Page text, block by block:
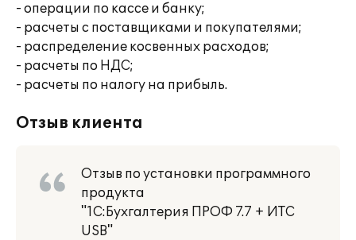
- операции по кассе и банку;
- расчеты с поставщиками и покупателями;
- распределение косвенных расходов;
- расчеты по НДС;
- расчеты по налогу на прибыль.
Отзыв клиента
Отзыв по установки программного
продукта
"1С:Бухгалтерия ПРОФ 7.7 + ИТС
USB"